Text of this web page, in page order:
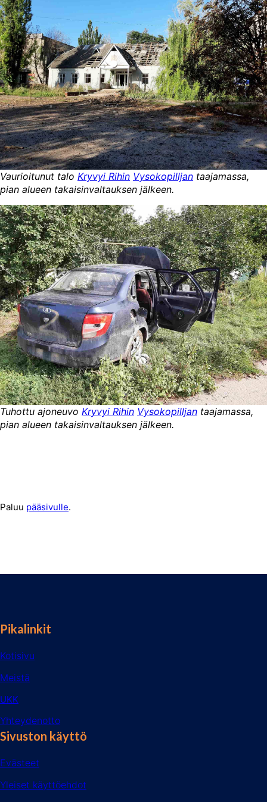
Vaurioitunut talo Kryvyi Rihin Vysokopilljan taajamassa,
pian alueen takaisinvaltauksen jälkeen.
Tuhottu ajoneuvo Kryvyi Rihin Vysokopilljan taajamassa,
pian alueen takaisinvaltauksen jälkeen.
Paluu pääsivulle.
Pikalinkit
Kotisivu
Meistä
UKK
Yhteydenotto
Sivuston käyttö
Evästeet
Yleiset käyttöehdot